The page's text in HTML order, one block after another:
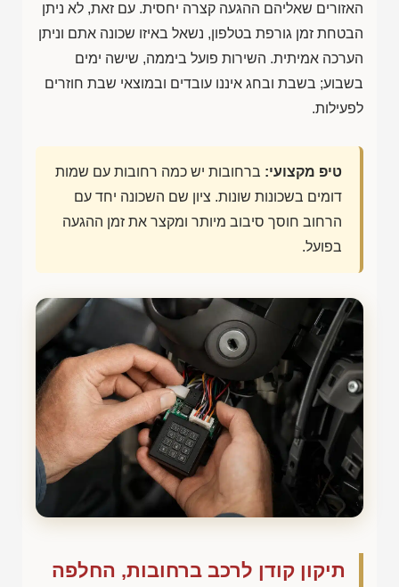
האזורים שאליהם ההגעה קצרה יחסית. עם זאת, לא ניתן
הבטחת זמן גורפת בטלפון, נשאל באיזו שכונה אתם וניתן
הערכה אמיתית. השירות פועל ביממה, שישה ימים
בשבוע; בשבת ובחג איננו עובדים ובמוצאי שבת חוזרים
לפעילות.
טיפ מקצועי: ברחובות יש כמה רחובות עם שמות
דומים בשכונות שונות. ציון שם השכונה יחד עם
הרחוב חוסך סיבוב מיותר ומקצר את זמן ההגעה
בפועל.
תיקון קודן לרכב ברחובות, החלפה